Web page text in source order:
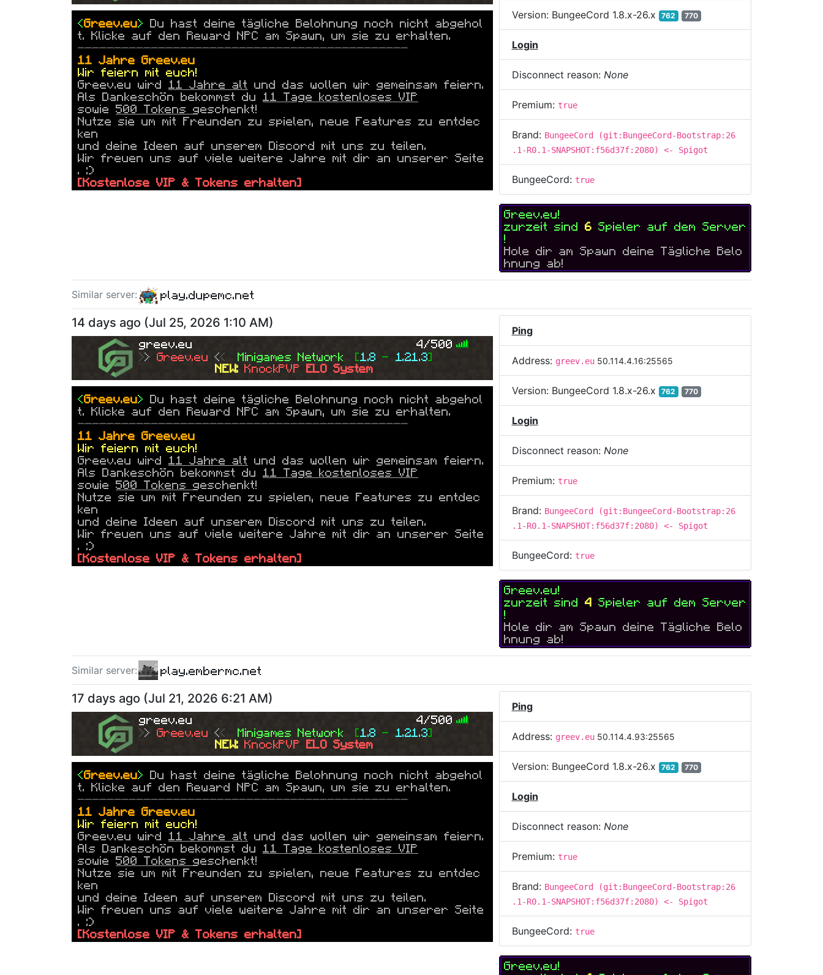
<Greev.eu> Du hast deine tägliche Belohnung noch nicht abgehol
t. Klicke auf den Reward NPC am Spawn, um sie zu erhalten.
---------------------------------------------
11 Jahre Greev.eu
Wir feiern mit euch!
Greev.eu wird 11 Jahre alt und das wollen wir gemeinsam feiern.
Als Dankeschön bekommst du 11 Tage kostenloses VIP
sowie 500 Tokens geschenkt!
Nutze sie um mit Freunden zu spielen, neue Features zu entdec
ken
und deine Ideen auf unserem Discord mit uns zu teilen.
Wir freuen uns auf viele weitere Jahre mit dir an unserer Seite
. :)
[Kostenlose VIP & Tokens erhalten]
---------------------------------------------
Version: BungeeCord 1.8.x-26.x 762 770
Login
Disconnect reason: None
Premium: true
Brand: BungeeCord (git:BungeeCord-Bootstrap:26
.1-R0.1-SNAPSHOT:f56d37f:2080) <- Spigot
BungeeCord: true
Greev.eu!
zurzeit sind 6 Spieler auf dem Server
!
Hole dir am Spawn deine Tägliche Belo
hnung ab!
Similar server:
play.dupemc.net
14 days ago (Jul 25, 2026 1:10 AM)
greev.eu
4/500
>> Greev.eu << Minigames Network [1.8 - 1.21.3]
NEW: KnockPVP ELO System
<Greev.eu> Du hast deine tägliche Belohnung noch nicht abgehol
t. Klicke auf den Reward NPC am Spawn, um sie zu erhalten.
---------------------------------------------
11 Jahre Greev.eu
Wir feiern mit euch!
Greev.eu wird 11 Jahre alt und das wollen wir gemeinsam feiern.
Als Dankeschön bekommst du 11 Tage kostenloses VIP
sowie 500 Tokens geschenkt!
Nutze sie um mit Freunden zu spielen, neue Features zu entdec
ken
und deine Ideen auf unserem Discord mit uns zu teilen.
Wir freuen uns auf viele weitere Jahre mit dir an unserer Seite
. :)
[Kostenlose VIP & Tokens erhalten]
---------------------------------------------
Ping
Address: greev.eu 50.114.4.16:25565
Version: BungeeCord 1.8.x-26.x 762 770
Login
Disconnect reason: None
Premium: true
Brand: BungeeCord (git:BungeeCord-Bootstrap:26
.1-R0.1-SNAPSHOT:f56d37f:2080) <- Spigot
BungeeCord: true
Greev.eu!
zurzeit sind 4 Spieler auf dem Server
!
Hole dir am Spawn deine Tägliche Belo
hnung ab!
Similar server:
play.embermc.net
17 days ago (Jul 21, 2026 6:21 AM)
greev.eu
4/500
>> Greev.eu << Minigames Network [1.8 - 1.21.3]
NEW: KnockPVP ELO System
<Greev.eu> Du hast deine tägliche Belohnung noch nicht abgehol
t. Klicke auf den Reward NPC am Spawn, um sie zu erhalten.
---------------------------------------------
11 Jahre Greev.eu
Wir feiern mit euch!
Greev.eu wird 11 Jahre alt und das wollen wir gemeinsam feiern.
Als Dankeschön bekommst du 11 Tage kostenloses VIP
sowie 500 Tokens geschenkt!
Nutze sie um mit Freunden zu spielen, neue Features zu entdec
ken
und deine Ideen auf unserem Discord mit uns zu teilen.
Wir freuen uns auf viele weitere Jahre mit dir an unserer Seite
. :)
[Kostenlose VIP & Tokens erhalten]
---------------------------------------------
Ping
Address: greev.eu 50.114.4.93:25565
Version: BungeeCord 1.8.x-26.x 762 770
Login
Disconnect reason: None
Premium: true
Brand: BungeeCord (git:BungeeCord-Bootstrap:26
.1-R0.1-SNAPSHOT:f56d37f:2080) <- Spigot
BungeeCord: true
Greev.eu!